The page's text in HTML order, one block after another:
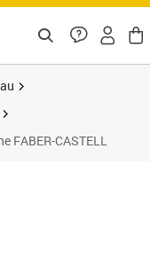
FABER-CASTELL